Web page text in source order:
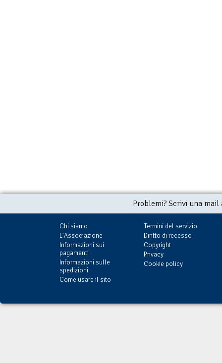
Problemi? Scrivi una
Chi siamo
L'Associazione
Informazioni sui
pagamenti
Informazioni sulle
spedizioni
Come usare il sito
Termini del servizio
Diritto di recesso
Copyright
Privacy
Cookie policy